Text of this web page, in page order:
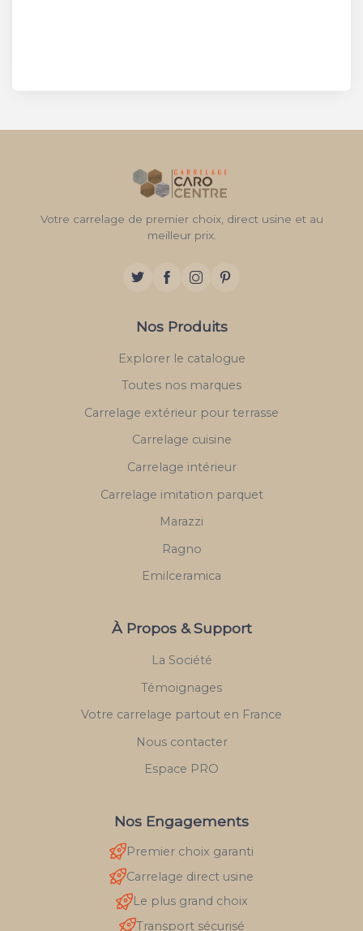
Votre carrelage de premier choix, direct usine et au
meilleur prix.
Nos Produits
Explorer le catalogue
Toutes nos marques
Carrelage extérieur pour terrasse
Carrelage cuisine
Carrelage intérieur
Carrelage imitation parquet
Marazzi
Ragno
Emilceramica
À Propos & Support
La Société
Témoignages
Votre carrelage partout en France
Nous contacter
Espace PRO
Nos Engagements
Premier choix garanti
Carrelage direct usine
Le plus grand choix
Transport sécurisé